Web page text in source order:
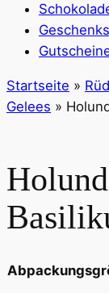
Startseite »
Gelees »